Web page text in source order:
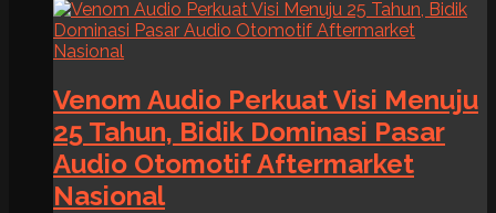
Venom Audio Perkuat Visi Menuju
25 Tahun, Bidik Dominasi Pasar
Audio Otomotif Aftermarket
Nasional